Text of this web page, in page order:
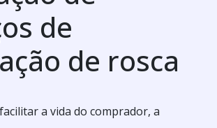
de
de rosca
a vida do comprador, a